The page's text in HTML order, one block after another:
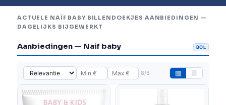
ACTUELE NAÏF BABY BILLENDOEKJES AANBIEDINGEN —
DAGELIJKS BIJGEWERKT
Aanbiedingen — Naif baby BOL
8/8 ▦ ☰